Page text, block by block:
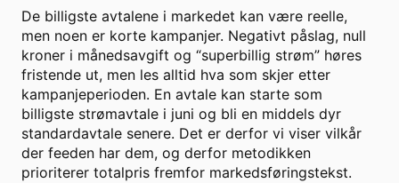
De billigste avtalene i markedet kan være reelle,
men noen er korte kampanjer. Negativt påslag, null
kroner i månedsavgift og “superbillig strøm” høres
fristende ut, men les alltid hva som skjer etter
kampanjeperioden. En avtale kan starte som
billigste strømavtale i juni og bli en middels dyr
standardavtale senere. Det er derfor vi viser vilkår
der feeden har dem, og derfor metodikken
prioriterer totalpris fremfor markedsføringstekst.